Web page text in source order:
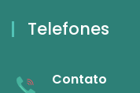
Telefones
Contato